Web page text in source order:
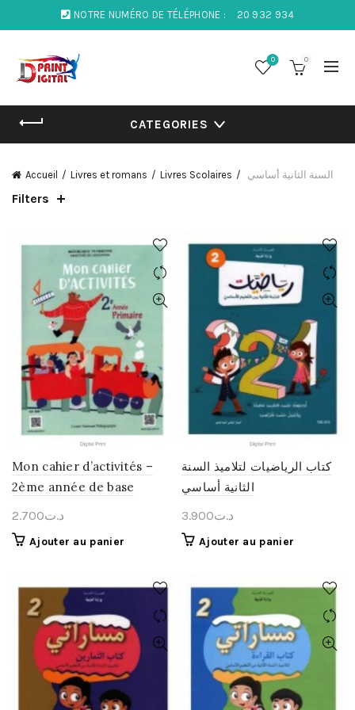
NOTRE NUMÉRO DE TÉLÉPHONE : 20 932 934
0 0
CATEGORIES
Accueil Livres et romans Livres Scolaires السنة الثانية أساسي
Filters
Mon cahier d’activités –
2ème année de base
د.ت2.700
Ajouter au panier
كتاب الرياضيات لتلاميذ السنة
الثانية أساسي
د.ت3.900
Ajouter au panier